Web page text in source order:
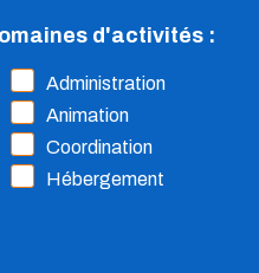
d'activités :
Administration
Animation
Coordination
Hébergement